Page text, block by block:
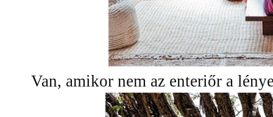
Van, amikor nem az enteriőr a